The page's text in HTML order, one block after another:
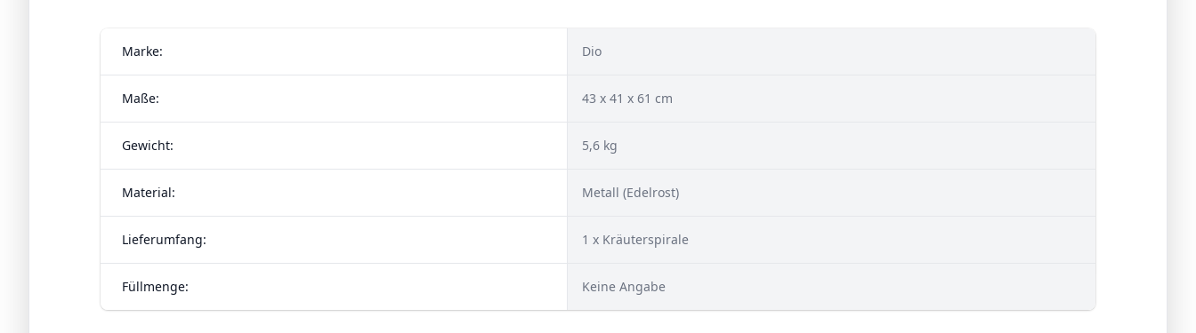
Marke: Dio
Maße: 43 x 41 x 61 cm
Gewicht: 5,6 kg
Material: Metall (Edelrost)
Lieferumfang: 1 x Kräuterspirale
Füllmenge: Keine Angabe